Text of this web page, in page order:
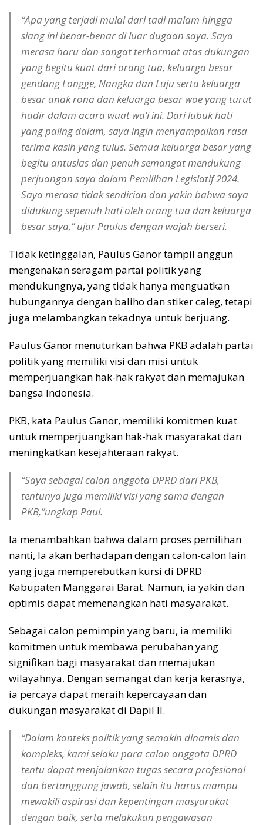
“Apa yang terjadi mulai dari tadi malam hingga
siang ini benar-benar di luar dugaan saya. Saya
merasa haru dan sangat terhormat atas dukungan
yang begitu kuat dari orang tua, keluarga besar
gendang Longge, Nangka dan Luju serta keluarga
besar anak rona dan keluarga besar woe yang turut
hadir dalam acara wuat wa’i ini. Dari lubuk hati
yang paling dalam, saya ingin menyampaikan rasa
terima kasih yang tulus. Semua keluarga besar yang
begitu antusias dan penuh semangat mendukung
perjuangan saya dalam Pemilihan Legislatif 2024.
Saya merasa tidak sendirian dan yakin bahwa saya
didukung sepenuh hati oleh orang tua dan keluarga
besar saya,” ujar Paulus dengan wajah berseri.
Tidak ketinggalan, Paulus Ganor tampil anggun
mengenakan seragam partai politik yang
mendukungnya, yang tidak hanya menguatkan
hubungannya dengan baliho dan stiker caleg, tetapi
juga melambangkan tekadnya untuk berjuang.
Paulus Ganor menuturkan bahwa PKB adalah partai
politik yang memiliki visi dan misi untuk
memperjuangkan hak-hak rakyat dan memajukan
bangsa Indonesia.
PKB, kata Paulus Ganor, memiliki komitmen kuat
untuk memperjuangkan hak-hak masyarakat dan
meningkatkan kesejahteraan rakyat.
“Saya sebagai calon anggota DPRD dari PKB,
tentunya juga memiliki visi yang sama dengan
PKB,”ungkap Paul.
Ia menambahkan bahwa dalam proses pemilihan
nanti, Ia akan berhadapan dengan calon-calon lain
yang juga memperebutkan kursi di DPRD
Kabupaten Manggarai Barat. Namun, ia yakin dan
optimis dapat memenangkan hati masyarakat.
Sebagai calon pemimpin yang baru, ia memiliki
komitmen untuk membawa perubahan yang
signifikan bagi masyarakat dan memajukan
wilayahnya. Dengan semangat dan kerja kerasnya,
ia percaya dapat meraih kepercayaan dan
dukungan masyarakat di Dapil II.
“Dalam konteks politik yang semakin dinamis dan
kompleks, kami selaku para calon anggota DPRD
tentu dapat menjalankan tugas secara profesional
dan bertanggung jawab, selain itu harus mampu
mewakili aspirasi dan kepentingan masyarakat
dengan baik, serta melakukan pengawasan